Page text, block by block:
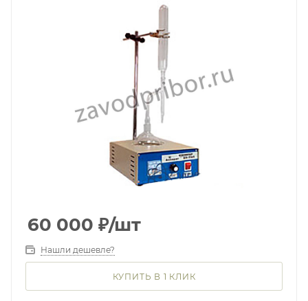
60 000 ₽/шт
Нашли дешевле?
КУПИТЬ В 1 КЛИК